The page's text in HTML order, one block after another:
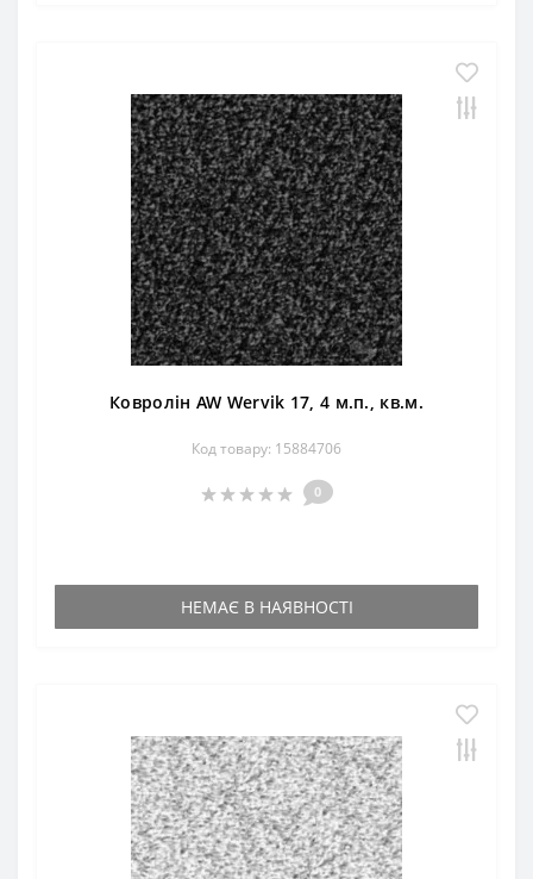
Ковролін AW Wervik 17, 4 м.п., кв.м.
Код товару: 15884706
0
НЕМАЄ В НАЯВНОСТІ